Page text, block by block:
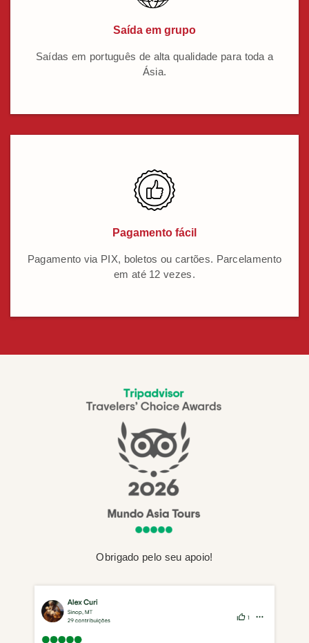
Saída em grupo
Saídas em português de alta qualidade para toda a
Ásia.
Pagamento fácil
Pagamento via PIX, boletos ou cartões. Parcelamento
em até 12 vezes.
Obrigado pelo seu apoio!